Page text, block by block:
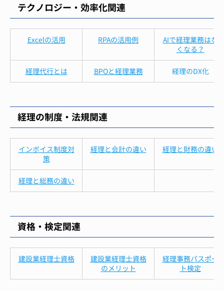
テクノロジー・効率化関連
Excelの活用 RPAの活用例
AIで経理業務はな
くなる？
経理代行とは BPOと経理業務 経理のDX化
経理の制度・法規関連
インボイス制度対
策
経理と会計の違い 経理と財務の違い
経理と総務の違い
資格・検定関連
建設業経理士資格
建設業経理士資格
のメリット
経理事務パスポー
ト検定